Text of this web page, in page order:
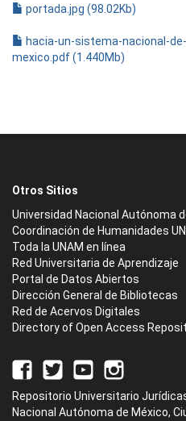
portada.jpg (98.02Kb)
hacia-un-sistema-nacional-
mexico.pdf (1.440Mb)
Otros Sitios
Universidad Nacional Autónoma
Coordinación de Humanidades
Toda la UNAM en línea
Red Universitaria de Aprendizaje
Portal de Datos Abiertos
Dirección General de Bibliotecas
Red de Acervos Digitales
Directory of Open Access
Repositorio Universitario
Nacional Autónoma de México,